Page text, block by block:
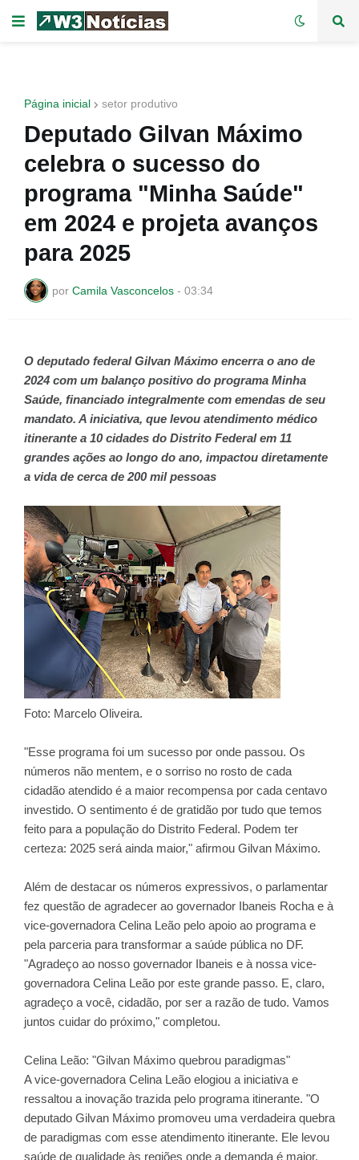
Página inicial setor produtivo
Deputado Gilvan Máximo
celebra o sucesso do
programa "Minha Saúde"
em 2024 e projeta avanços
para 2025
por Camila Vasconcelos - 03:34
O deputado federal Gilvan Máximo encerra o ano de
2024 com um balanço positivo do programa Minha
Saúde, financiado integralmente com emendas de seu
mandato. A iniciativa, que levou atendimento médico
itinerante a 10 cidades do Distrito Federal em 11
grandes ações ao longo do ano, impactou diretamente
a vida de cerca de 200 mil pessoas
Foto: Marcelo Oliveira.
"Esse programa foi um sucesso por onde passou. Os
números não mentem, e o sorriso no rosto de cada
cidadão atendido é a maior recompensa por cada centavo
investido. O sentimento é de gratidão por tudo que temos
feito para a população do Distrito Federal. Podem ter
certeza: 2025 será ainda maior," afirmou Gilvan Máximo.
Além de destacar os números expressivos, o parlamentar
fez questão de agradecer ao governador Ibaneis Rocha e à
vice-governadora Celina Leão pelo apoio ao programa e
pela parceria para transformar a saúde pública no DF.
"Agradeço ao nosso governador Ibaneis e à nossa vice-
governadora Celina Leão por este grande passo. E, claro,
agradeço a você, cidadão, por ser a razão de tudo. Vamos
juntos cuidar do próximo," completou.
Celina Leão: "Gilvan Máximo quebrou paradigmas"
A vice-governadora Celina Leão elogiou a iniciativa e
ressaltou a inovação trazida pelo programa itinerante. "O
deputado Gilvan Máximo promoveu uma verdadeira quebra
de paradigmas com esse atendimento itinerante. Ele levou
saúde de qualidade às regiões onde a demanda é maior,